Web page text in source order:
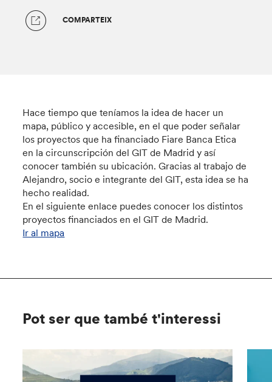
COMPARTEIX
Hace tiempo que teníamos la idea de hacer un
mapa, público y accesible, en el que poder señalar
los proyectos que ha financiado Fiare Banca Etica
en la circunscripción del GIT de Madrid y así
conocer también su ubicación. Gracias al trabajo de
Alejandro, socio e integrante del GIT, esta idea se ha
hecho realidad.
En el siguiente enlace puedes conocer los distintos
proyectos financiados en el GIT de Madrid.
Ir al mapa
Pot ser que també t'interessi